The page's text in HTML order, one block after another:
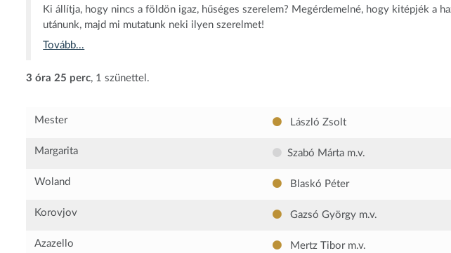
Ki állítja, hogy nincs a földön igaz, hűséges szerelem? Megérdemelné, hogy kitépjék a
utánunk, majd mi mutatunk neki ilyen szerelmet!
Tovább...
3 óra 25 perc, 1 szünettel.
Mester László Zsolt
Margarita Szabó Márta m.v.
Woland Blaskó Péter
Korovjov Gazsó György m.v.
Azazello Mertz Tibor m.v.